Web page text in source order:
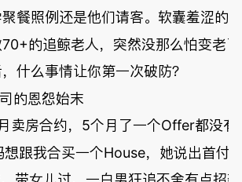
餐照例还是他们请客。软囊羞涩的
的追鲸老人，突然没那么怕变老了
什么事情让你第一次破防？
的恩怨始末
卖房合约，5个月了一个Offer都没有
跟我合买一个House，她说出首付